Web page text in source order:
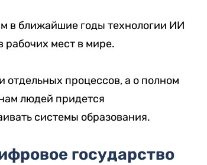
в ближайшие годы технологии ИИ
рабочих мест в мире.
отдельных процессов, а о полном
людей придется
системы образования.
государство